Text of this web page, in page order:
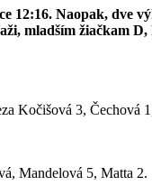
12:16. Naopak, dve
mladším žiačkam
Kočišová 3, Čechová
Mandelová 5, Matta 2.